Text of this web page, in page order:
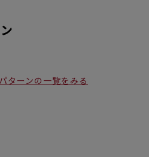
ターンの一覧をみる